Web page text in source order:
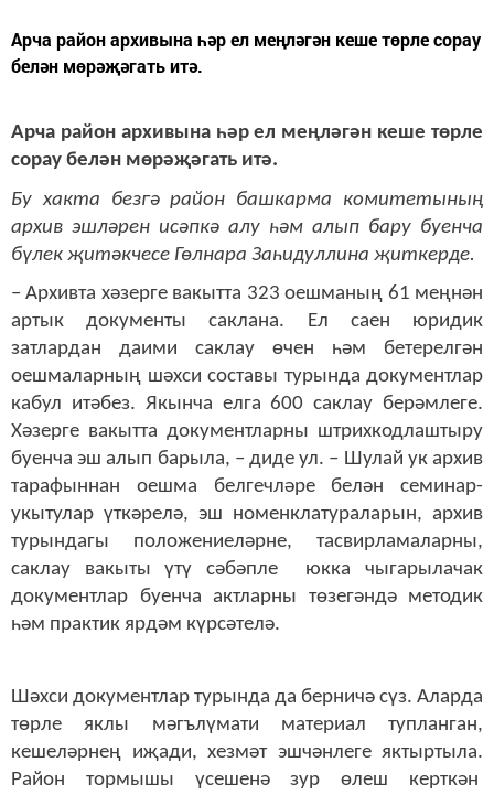
Арча район архивына һәр ел меңләгән кеше төрле сорау
белән мөрәҗәгать итә.
Арча район архивына һәр ел меңләгән кеше төрле
сорау белән мөрәҗәгать итә.
Бу хакта безгә район башкарма комитетының
архив эшләрен исәпкә алу һәм алып бару буенча
бүлек җитәкчесе Гөлнара Заһидуллина җиткерде.
– Архивта хәзерге вакытта 323 оешманың 61 меңнән
артык документы саклана. Ел саен юридик
затлардан даими саклау өчен һәм бетерелгән
оешмаларның шәхси составы турында документлар
кабул итәбез. Якынча елга 600 саклау берәмлеге.
Хәзерге вакытта документларны штрихкодлаштыру
буенча эш алып барыла, – диде ул. – Шулай ук архив
тарафыннан оешма белгечләре белән семинар-
укытулар үткәрелә, эш номенклатураларын, архив
турындагы положениеләрне, тасвирламаларны,
саклау вакыты үтү сәбәпле юкка чыгарылачак
документлар буенча актларны төзегәндә методик
һәм практик ярдәм күрсәтелә.
Шәхси документлар турында да берничә сүз. Аларда
төрле яклы мәгълүмати материал тупланган,
кешеләрнең иҗади, хезмәт эшчәнлеге яктыртыла.
Район тормышы үсешенә зур өлеш керткән